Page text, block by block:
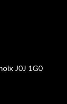
J0J 1G0